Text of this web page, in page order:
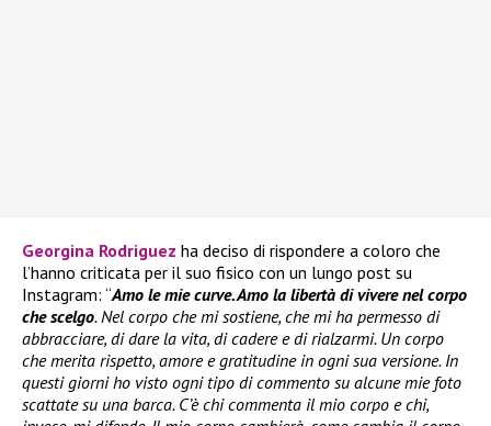
Georgina Rodriguez ha deciso di rispondere a coloro che
l’hanno criticata per il suo fisico con un lungo post su
Instagram: “Amo le mie curve. Amo la libertà di vivere nel corpo
che scelgo. Nel corpo che mi sostiene, che mi ha permesso di
abbracciare, di dare la vita, di cadere e di rialzarmi. Un corpo
che merita rispetto, amore e gratitudine in ogni sua versione. In
questi giorni ho visto ogni tipo di commento su alcune mie foto
scattate su una barca. C’è chi commenta il mio corpo e chi,